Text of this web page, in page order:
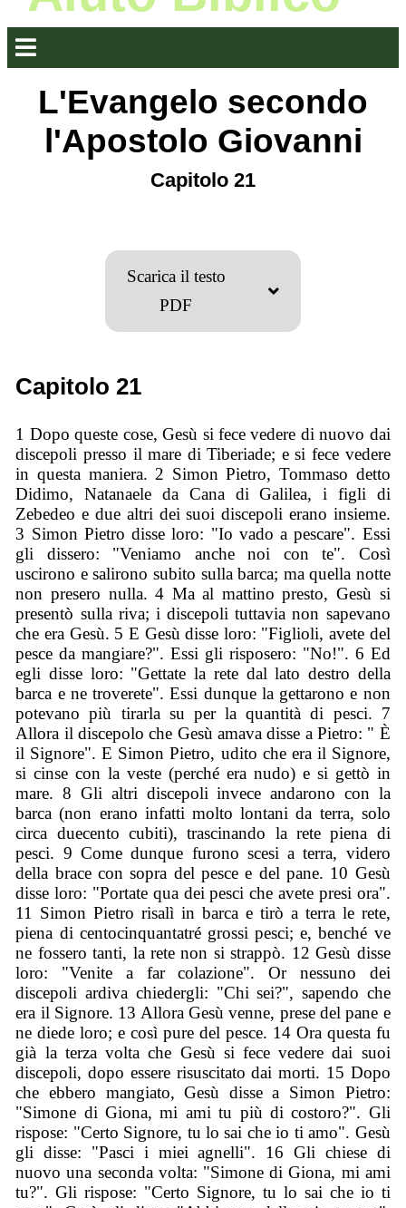
L'Evangelo secondo
l'Apostolo Giovanni
Capitolo 21
Scarica il testo
PDF
Capitolo 21
1 Dopo queste cose, Gesù si fece vedere di nuovo dai
discepoli presso il mare di Tiberiade; e si fece vedere
in questa maniera. 2 Simon Pietro, Tommaso detto
Didimo, Natanaele da Cana di Galilea, i figli di
Zebedeo e due altri dei suoi discepoli erano insieme.
3 Simon Pietro disse loro: "Io vado a pescare". Essi
gli dissero: "Veniamo anche noi con te". Così
uscirono e salirono subito sulla barca; ma quella notte
non presero nulla. 4 Ma al mattino presto, Gesù si
presentò sulla riva; i discepoli tuttavia non sapevano
che era Gesù. 5 E Gesù disse loro: "Figlioli, avete del
pesce da mangiare?". Essi gli risposero: "No!". 6 Ed
egli disse loro: "Gettate la rete dal lato destro della
barca e ne troverete". Essi dunque la gettarono e non
potevano più tirarla su per la quantità di pesci. 7
Allora il discepolo che Gesù amava disse a Pietro: " È
il Signore". E Simon Pietro, udito che era il Signore,
si cinse con la veste (perché era nudo) e si gettò in
mare. 8 Gli altri discepoli invece andarono con la
barca (non erano infatti molto lontani da terra, solo
circa duecento cubiti), trascinando la rete piena di
pesci. 9 Come dunque furono scesi a terra, videro
della brace con sopra del pesce e del pane. 10 Gesù
disse loro: "Portate qua dei pesci che avete presi ora".
11 Simon Pietro risalì in barca e tirò a terra le rete,
piena di centocinquantatré grossi pesci; e, benché ve
ne fossero tanti, la rete non si strappò. 12 Gesù disse
loro: "Venite a far colazione". Or nessuno dei
discepoli ardiva chiedergli: "Chi sei?", sapendo che
era il Signore. 13 Allora Gesù venne, prese del pane e
ne diede loro; e così pure del pesce. 14 Ora questa fu
già la terza volta che Gesù si fece vedere dai suoi
discepoli, dopo essere risuscitato dai morti. 15 Dopo
che ebbero mangiato, Gesù disse a Simon Pietro:
"Simone di Giona, mi ami tu più di costoro?". Gli
rispose: "Certo Signore, tu lo sai che io ti amo". Gesù
gli disse: "Pasci i miei agnelli". 16 Gli chiese di
nuovo una seconda volta: "Simone di Giona, mi ami
tu?". Gli rispose: "Certo Signore, tu lo sai che io ti